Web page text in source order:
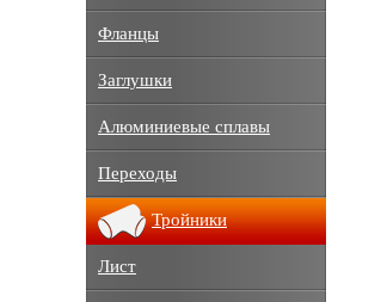
Фланцы
Заглушки
Алюминиевые сплавы
Переходы
Тройники
Лист